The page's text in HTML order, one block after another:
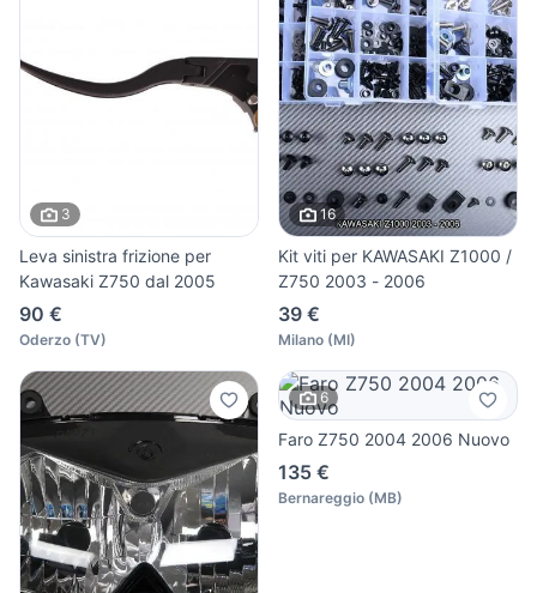
3
Leva sinistra frizione per
Kawasaki Z750 dal 2005
90 €
Oderzo (TV)
16
Kit viti per KAWASAKI Z1000 /
Z750 2003 - 2006
39 €
Milano (MI)
6
Faro Z750 2004 2006 Nuovo
135 €
Bernareggio (MB)